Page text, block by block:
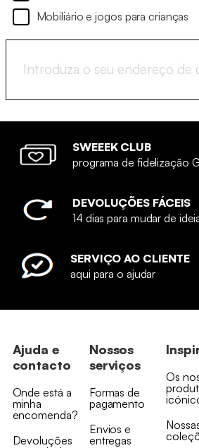
Mobiliário e jogos para crianças
SWEEEK CLUB
programa de fidelização
DEVOLUÇÕES FÁCEIS
14 dias para mudar de
SERVIÇO AO CLIENTE
aqui para o ajudar
Ajuda e
contacto
Onde está a
minha
encomenda?
Devoluções
Nossos
serviços
Formas de
pagamento
Envios e
entregas
Os